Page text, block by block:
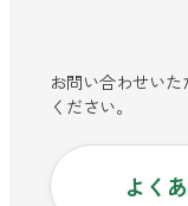
お問い合わせい
ください。
よく